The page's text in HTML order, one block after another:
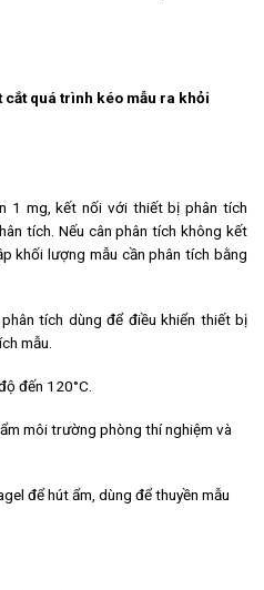
kéo mẫu ra khỏi
1 mg, kết nối với thiết bị phân tích
tích. Nếu cân phân tích không kết
khối lượng mẫu cần phân tích bằng
tích dùng để điều khiển thiết bị
mẫu.
đến 120°C.
ẩm môi trường phòng thí nghiệm và
để hút ẩm, dùng để thuyền mẫu